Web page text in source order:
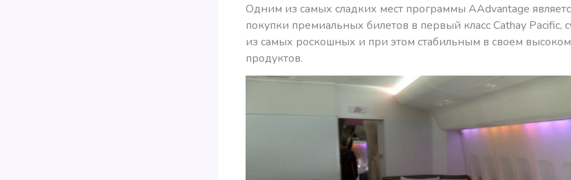
Одним из самых сладких мест программы AAdvantage
покупки премиальных билетов в первый класс Cathay
из самых роскошных и при этом стабильным в своем
продуктов.